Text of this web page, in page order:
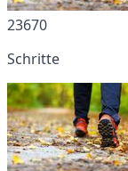
23670
Schritte